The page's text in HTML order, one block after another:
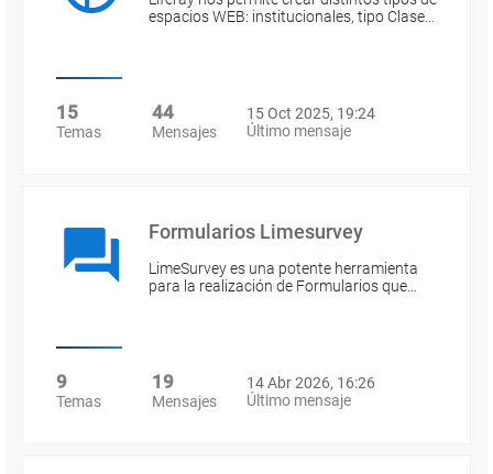
espacios WEB: institucionales, tipo Clase…
15
Temas
44
Mensajes
15 Oct 2025, 19:24
Último mensaje
Formularios Limesurvey
LimeSurvey es una potente herramienta
para la realización de Formularios que…
9
Temas
19
Mensajes
14 Abr 2026, 16:26
Último mensaje